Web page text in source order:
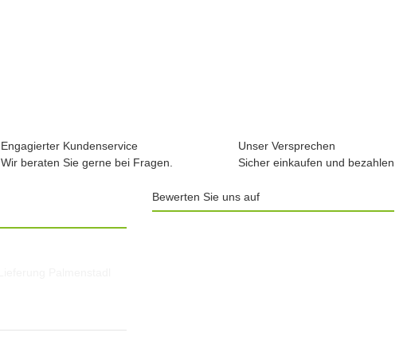
Engagierter Kundenservice
Wir beraten Sie gerne bei Fragen.
Unser Versprechen
Sicher einkaufen und bezahlen
Bewerten Sie uns auf